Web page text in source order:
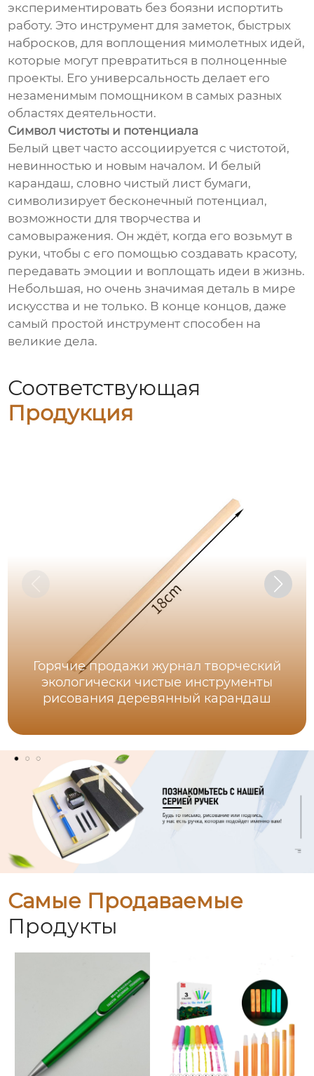
экспериментировать без боязни испортить
работу. Это инструмент для заметок, быстрых
набросков, для воплощения мимолетных идей,
которые могут превратиться в полноценные
проекты. Его универсальность делает его
незаменимым помощником в самых разных
областях деятельности.
Символ чистоты и потенциала
Белый цвет часто ассоциируется с чистотой,
невинностью и новым началом. И белый
карандаш, словно чистый лист бумаги,
символизирует бесконечный потенциал,
возможности для творчества и
самовыражения. Он ждёт, когда его возьмут в
руки, чтобы с его помощью создавать красоту,
передавать эмоции и воплощать идеи в жизнь.
Небольшая, но очень значимая деталь в мире
искусства и не только. В конце концов, даже
самый простой инструмент способен на
великие дела.
Соответствующая
Продукция
Горячие продажи журнал творческий
экологически чистые инструменты
рисования деревянный карандаш
Самые Продаваемые
Продукты